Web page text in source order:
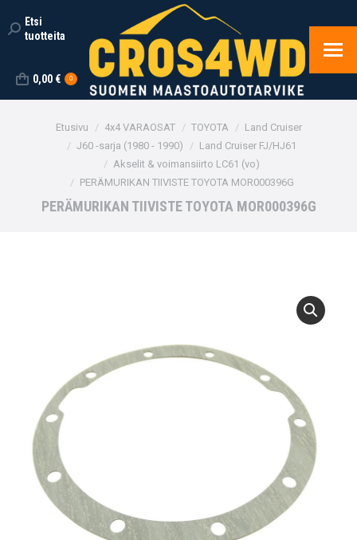
Search:
Etsi
tuotteita
0,00 € 0
You are here:
Etusivu 4x4 VARAOSAT TOYOTA
Land Cruiser
J60 -sarja (1980 - 1990)
Land Cruiser FJ/HJ61
Akselit & voimansiirto LC61 (vo)
PERÄMURIKAN TIIVISTE TOYOTA MOR000396G
PERÄMURIKAN TIIVISTE TOYOTA MOR000396G